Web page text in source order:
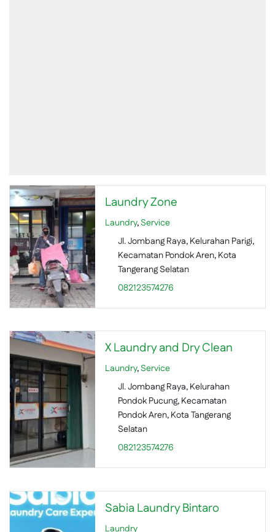
Laundry Zone
Laundry,Service
Jl. Jombang Raya, Kelurahan Parigi,
Kecamatan Pondok Aren, Kota
Tangerang Selatan
082123574276
X Laundry and Dry Clean
Laundry,Service
Jl. Jombang Raya, Kelurahan
Pondok Pucung, Kecamatan
Pondok Aren, Kota Tangerang
Selatan
082123574276
Sabia Laundry Bintaro
Laundry